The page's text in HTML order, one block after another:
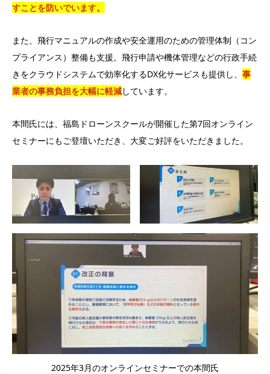
すことを防いでいます。
また、飛行マニュアルの作成や安全運用のための管理体制（コン
プライアンス）整備も支援。飛行申請や機体管理などの行政手続
きをクラウドシステムで効率化するDX化サービスも提供し、 事
業者の事務負担を大幅に軽減しています。
本間氏には、福島ドローンスクールが開催した第7回オンライン
セミナーにもご登壇いただき、大変ご好評をいただきました。
2025年3月のオンラインセミナーでの本間氏